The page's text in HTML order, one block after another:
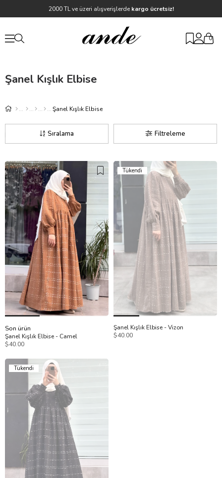
2000 TL ve üzeri alışverişlerde kargo ücretsiz!
0
Şanel Kışlık Elbise
Şanel Kışlık Elbise
Filtreleme
Sıralama
Son ürün
Şanel Kışlık Elbise - Camel
$40.00
Tükendi
Şanel Kışlık Elbise - Vizon
$40.00
Tükendi